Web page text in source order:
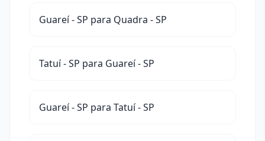
Guareí - SP para Quadra - SP
Tatuí - SP para Guareí - SP
Guareí - SP para Tatuí - SP